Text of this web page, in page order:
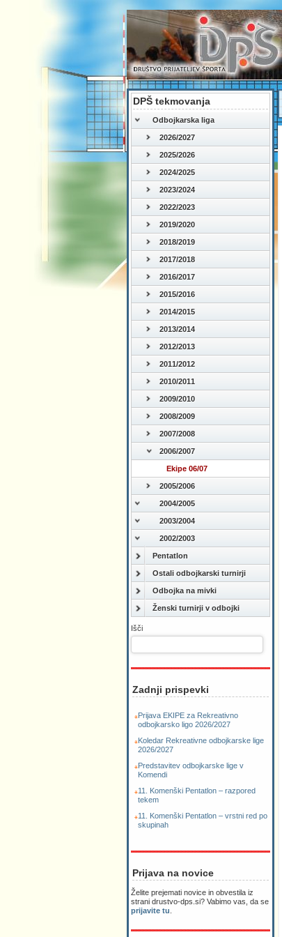
DPŠ tekmovanja
Odbojkarska liga
2026/2027
2025/2026
2024/2025
2023/2024
2022/2023
2019/2020
2018/2019
2017/2018
2016/2017
2015/2016
2014/2015
2013/2014
2012/2013
2011/2012
2010/2011
2009/2010
2008/2009
2007/2008
2006/2007
Ekipe 06/07
2005/2006
2004/2005
2003/2004
2002/2003
Pentatlon
Ostali odbojkarski turnirji
Odbojka na mivki
Ženski turnirji v odbojki
Išči
Zadnji prispevki
Prijava EKIPE za Rekreativno
odbojkarsko ligo 2026/2027
Koledar Rekreativne odbojkarske lige
2026/2027
Predstavitev odbojkarske lige v
Komendi
11. Komenški Pentatlon – razpored
tekem
11. Komenški Pentatlon – vrstni red po
skupinah
Prijava na novice
Želite prejemati novice in obvestila iz
strani drustvo-dps.si? Vabimo vas, da se
prijavite tu